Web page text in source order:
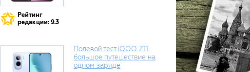
Рейтинг
редакции: 9.3
Полевой тест iQOO Z11:
большое путешествие на
одном заряде